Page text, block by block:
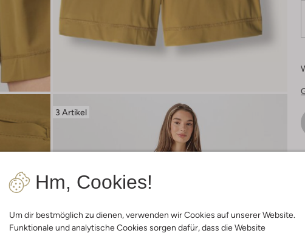
Hm, Cookies!
Um dir bestmöglich zu dienen, verwenden wir Cookies auf unserer Website.
Funktionale und analytische Cookies sorgen dafür, dass die Website
3 Artikel